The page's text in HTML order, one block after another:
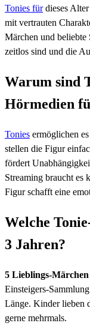
Tonies fürdieses Alter
mit vertrauten
Märchen und beliebte
zeitlos sind und die
Warum sind
Hörmedien
Tonies ermöglichen
stellen die Figur
fördert
Streaming braucht es
Figur schafft eine
Welche
3 Jahren?
5 Lieblings-
Einsteigers-
Länge. Kinder lieben
gerne mehrmals.